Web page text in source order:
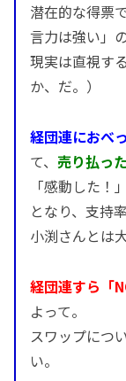
潜在的な得票
言力は強い」の
現実は直視す
か、だ。）
経団連におべ
て、 売り払っ
「感動した！
となり、支持
小渕さんとは
経団連すら「
よって。
スワップにつ
い。